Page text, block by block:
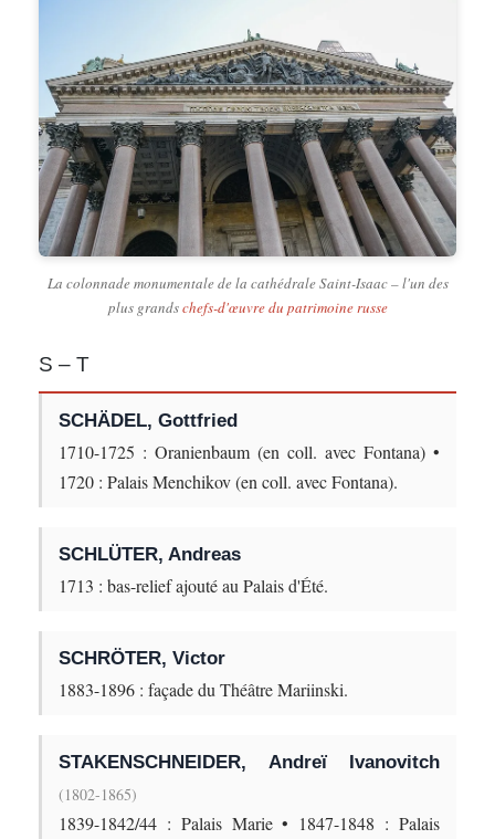
La colonnade monumentale de la cathédrale Saint-Isaac – l'un des
plus grandschefs-d'œuvre du patrimoine russe
S – T
SCHÄDEL, Gottfried
1710-1725 : Oranienbaum (en coll. avec Fontana) •
1720 : Palais Menchikov (en coll. avec Fontana).
SCHLÜTER, Andreas
1713 : bas-relief ajouté au Palais d'Été.
SCHRÖTER, Victor
1883-1896 : façade du Théâtre Mariinski.
STAKENSCHNEIDER, Andreï Ivanovitch
(1802-1865)
1839-1842/44 : Palais Marie • 1847-1848 : Palais